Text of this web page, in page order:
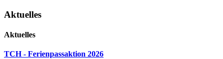
Aktuelles
Aktuelles
TCH - Ferienpassaktion 2026